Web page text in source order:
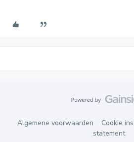
Algemene voorwaarden Cookie
statement